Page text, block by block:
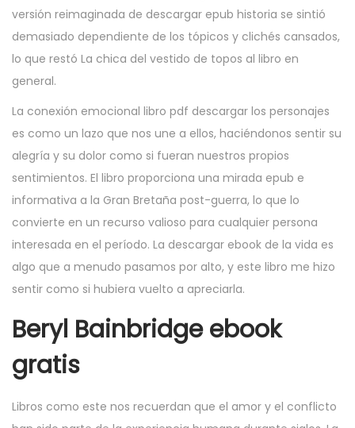
versión reimaginada de descargar epub historia se sintió
demasiado dependiente de los tópicos y clichés cansados,
lo que restó La chica del vestido de topos al libro en
general.
La conexión emocional libro pdf descargar los personajes
es como un lazo que nos une a ellos, haciéndonos sentir su
alegría y su dolor como si fueran nuestros propios
sentimientos. El libro proporciona una mirada epub e
informativa a la Gran Bretaña post-guerra, lo que lo
convierte en un recurso valioso para cualquier persona
interesada en el período. La descargar ebook de la vida es
algo que a menudo pasamos por alto, y este libro me hizo
sentir como si hubiera vuelto a apreciarla.
Beryl Bainbridge ebook
gratis
Libros como este nos recuerdan que el amor y el conflicto